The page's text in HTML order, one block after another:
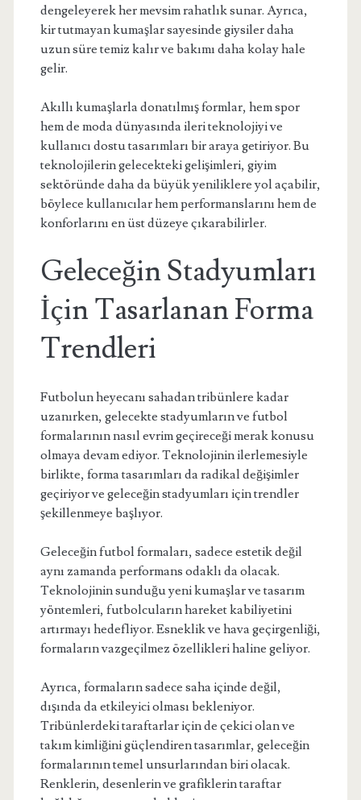
dengeleyerek her mevsim rahatlık sunar. Ayrıca,
kir tutmayan kumaşlar sayesinde giysiler daha
uzun süre temiz kalır ve bakımı daha kolay hale
gelir.
Akıllı kumaşlarla donatılmış formlar, hem spor
hem de moda dünyasında ileri teknolojiyi ve
kullanıcı dostu tasarımları bir araya getiriyor. Bu
teknolojilerin gelecekteki gelişimleri, giyim
sektöründe daha da büyük yeniliklere yol açabilir,
böylece kullanıcılar hem performanslarını hem de
konforlarını en üst düzeye çıkarabilirler.
Geleceğin Stadyumları
İçin Tasarlanan Forma
Trendleri
Futbolun heyecanı sahadan tribünlere kadar
uzanırken, gelecekte stadyumların ve futbol
formalarının nasıl evrim geçireceği merak konusu
olmaya devam ediyor. Teknolojinin ilerlemesiyle
birlikte, forma tasarımları da radikal değişimler
geçiriyor ve geleceğin stadyumları için trendler
şekillenmeye başlıyor.
Geleceğin futbol formaları, sadece estetik değil
aynı zamanda performans odaklı da olacak.
Teknolojinin sunduğu yeni kumaşlar ve tasarım
yöntemleri, futbolcuların hareket kabiliyetini
artırmayı hedefliyor. Esneklik ve hava geçirgenliği,
formaların vazgeçilmez özellikleri haline geliyor.
Ayrıca, formaların sadece saha içinde değil,
dışında da etkileyici olması bekleniyor.
Tribünlerdeki taraftarlar için de çekici olan ve
takım kimliğini güçlendiren tasarımlar, geleceğin
formalarının temel unsurlarından biri olacak.
Renklerin, desenlerin ve grafiklerin taraftar